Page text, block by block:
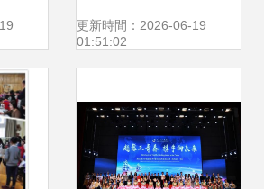
書 九屆“中華文化小大
活動將于北京舉辦
更新時間：2026-06-19
01:51:02